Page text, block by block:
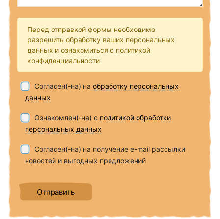
Перед отправкой формы необходимо
разрешить обработку ваших персональных
данных и ознакомиться с политикой
конфиденциальности
Согласен(-на) на обработку персональных
данных
Ознакомлен(-на) с политикой обработки
персональных данных
Согласен(-на) на получение e-mail рассылки
новостей и выгодных предложений